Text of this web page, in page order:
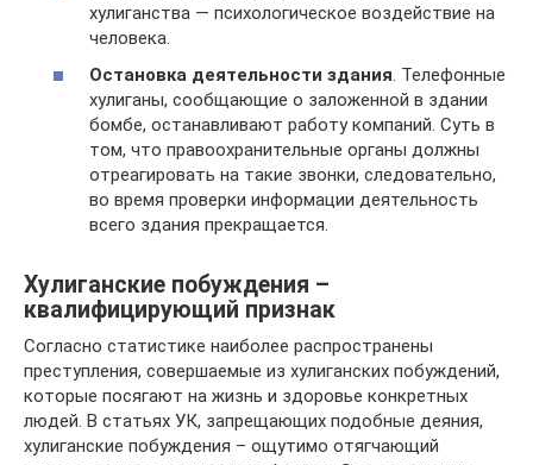
хулиганства — психологическое воздействие на
человека.
Остановка деятельности здания. Телефонные
хулиганы, сообщающие о заложенной в здании
бомбе, останавливают работу компаний. Суть в
том, что правоохранительные органы должны
отреагировать на такие звонки, следовательно,
во время проверки информации деятельность
всего здания прекращается.
Хулиганские побуждения –
квалифицирующий признак
Согласно статистике наиболее распространены
преступления, совершаемые из хулиганских побуждений,
которые посягают на жизнь и здоровье конкретных
людей. В статьях УК, запрещающих подобные деяния,
хулиганские побуждения – ощутимо отягчающий